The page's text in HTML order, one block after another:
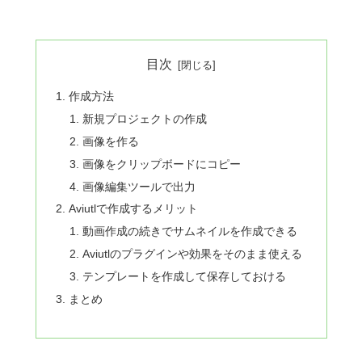
目次
作成方法
新規プロジェクトの作成
画像を作る
画像をクリップボードにコピー
画像編集ツールで出力
Aviutlで作成するメリット
動画作成の続きでサムネイルを作成できる
Aviutlのプラグインや効果をそのまま使える
テンプレートを作成して保存しておける
まとめ